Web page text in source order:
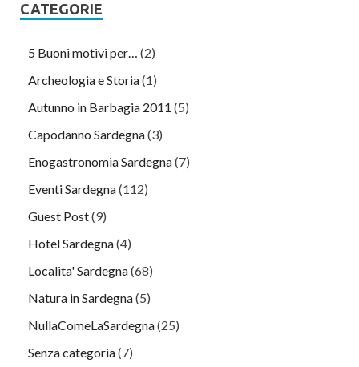
CATEGORIE
5 Buoni motivi per… (2)
Archeologia e Storia(1)
Autunno in Barbagia 2011 (5)
Capodanno Sardegna(3)
Enogastronomia Sardegna(7)
Eventi Sardegna(112)
Guest Post(9)
Hotel Sardegna(4)
Localita' Sardegna(68)
Natura in Sardegna(5)
NullaComeLaSardegna(25)
Senza categoria(7)